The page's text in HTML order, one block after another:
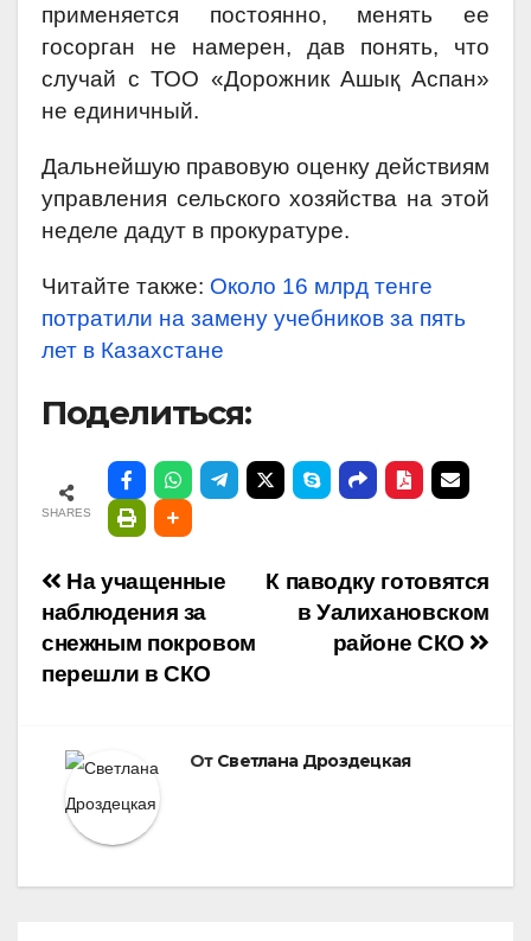
применяется постоянно, менять ее
госорган не намерен, дав понять, что
случай с ТОО «Дорожник Ашық Аспан»
не единичный.
Дальнейшую правовую оценку действиям
управления сельского хозяйства на этой
неделе дадут в прокуратуре.
Читайте также: Около 16 млрд тенге
потратили на замену учебников за пять
лет в Казахстане
Поделиться:
SHARES
Навигация
по
записям
К паводку готовятся
в Уалихановском
районе СКО
На учащенные
наблюдения за
снежным покровом
перешли в СКО
От Светлана Дроздецкая